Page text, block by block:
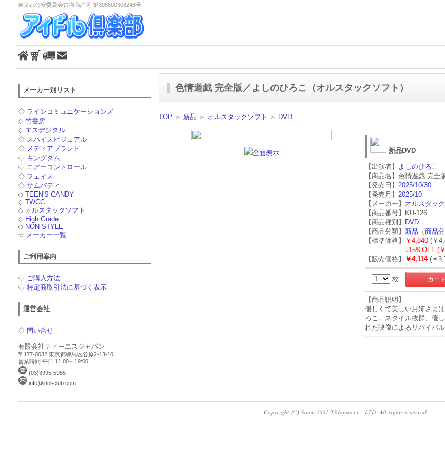
東京都公安委員会古物商許可 第305600306248号
メーカー別リスト
◇ ラインコミュニケーションズ
◇ 竹書房
◇ エスデジタル
◇ スパイスビジュアル
◇ メディアブランド
◇ キングダム
◇ エアーコントロール
◇ フェイス
◇ サムバディ
◇ TEEN'S CANDY
◇ TWCC
◇ オルスタックソフト
◇ High Grade
◇ NON STYLE
☆ メーカー一覧
ご利用案内
◇ ご購入方法
◇ 特定商取引法に基づく表示
運営会社
◇ 問い合せ
有限会社ティーエスジャパン
〒177-0032 東京都練馬区谷原2-13-10
営業時間 平日 11:00～19:00
(03)3995-5955
info@idol-club.com
色情遊戯 完全版／よしのひろこ（オルスタックソフト）
TOP ＞ 新品 ＞ オルスタックソフト ＞ DVD
全面表示 新品DVD
【出演者】 よしのひろこ
【商品名】色情遊戯 完全
【発売日】 2025/10/30
【発売月】 2025/10
【メーカー】 オルスタッ
【商品番号】KU-126
【商品種別】
DVD
【商品分類】 新品 （商品
【標準価格】
￥4,840 (￥
↓ 15%OFF (
【販売価格】
￥4,114(￥
枚
【商品説明】
優しくて美しいお姉さま
ろこ。スタイル抜群、優
れた映像によるリバイバル